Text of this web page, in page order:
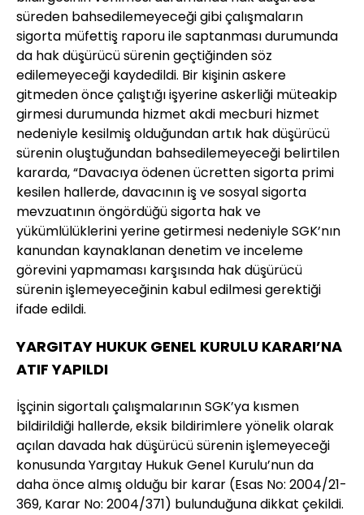
süreden bahsedilemeyeceği gibi çalışmaların
sigorta müfettiş raporu ile saptanması durumunda
da hak düşürücü sürenin geçtiğinden söz
edilemeyeceği kaydedildi. Bir kişinin askere
gitmeden önce çalıştığı işyerine askerliği müteakip
girmesi durumunda hizmet akdi mecburi hizmet
nedeniyle kesilmiş olduğundan artık hak düşürücü
sürenin oluştuğundan bahsedilemeyeceği belirtilen
kararda, “Davacıya ödenen ücretten sigorta primi
kesilen hallerde, davacının iş ve sosyal sigorta
mevzuatının öngördüğü sigorta hak ve
yükümlülüklerini yerine getirmesi nedeniyle SGK’nın
kanundan kaynaklanan denetim ve inceleme
görevini yapmaması karşısında hak düşürücü
sürenin işlemeyeceğinin kabul edilmesi gerektiği
ifade edildi.
YARGITAY HUKUK GENEL KURULU KARARI’NA
ATIF YAPILDI
İşçinin sigortalı çalışmalarının SGK’ya kısmen
bildirildiği hallerde, eksik bildirimlere yönelik olarak
açılan davada hak düşürücü sürenin işlemeyeceği
konusunda Yargıtay Hukuk Genel Kurulu’nun da
daha önce almış olduğu bir karar (Esas No: 2004/21-
369, Karar No: 2004/371) bulunduğuna dikkat çekildi.